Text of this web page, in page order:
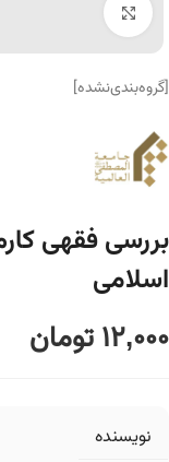
برای بزرگنمایی کلیک
[گروه‌بندی‌نشده]
بررسی فقهی
اسلامی
12,000تومان
نویسنده